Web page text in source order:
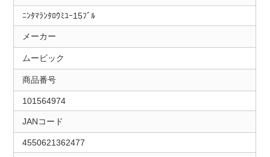
ﾆﾝﾀﾏﾗﾝﾀﾛｳﾐﾕｰ15ﾌﾞﾙ
メーカー
ムービック
商品番号
101564974
JANコード
4550621362477